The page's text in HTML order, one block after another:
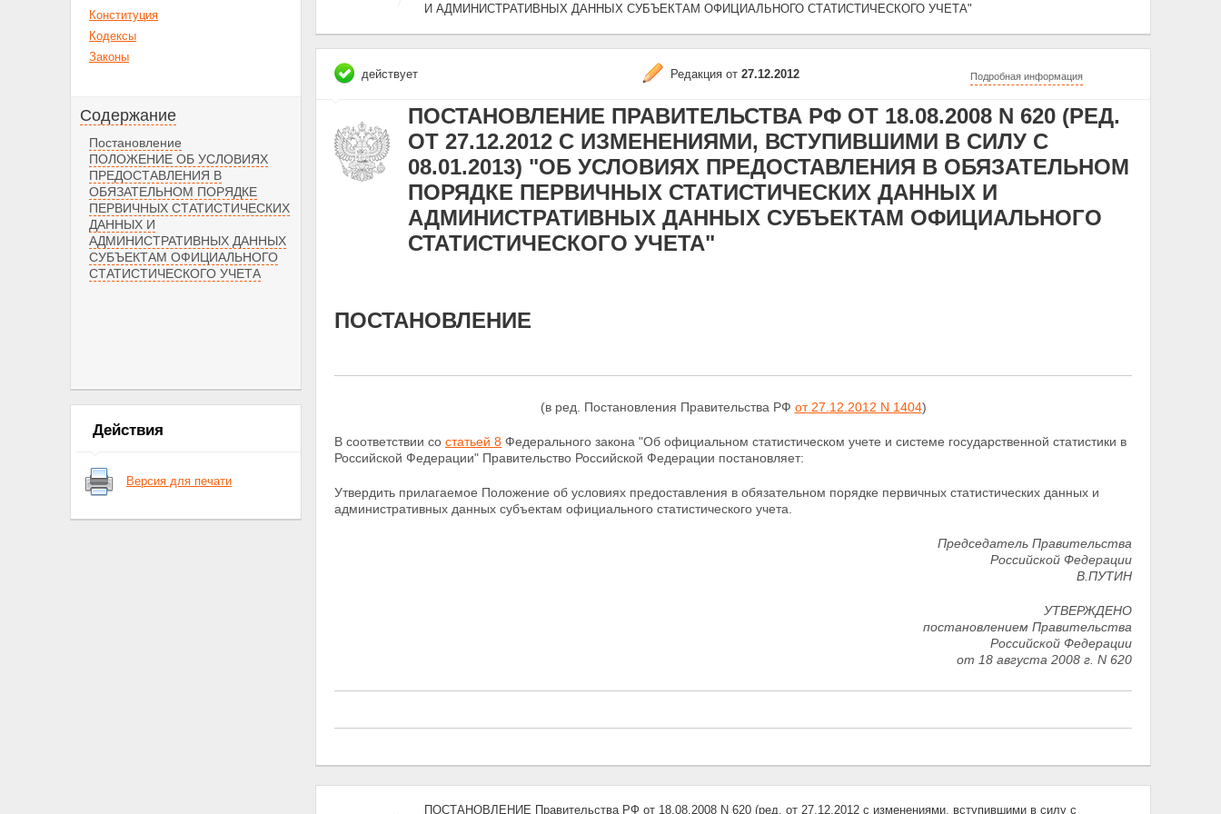
Конституция
Кодексы
Законы
Содержание
Постановление
ПОЛОЖЕНИЕ ОБ УСЛОВИЯХ
ПРЕДОСТАВЛЕНИЯ В
ОБЯЗАТЕЛЬНОМ ПОРЯДКЕ
ПЕРВИЧНЫХ СТАТИСТИЧЕСКИХ
ДАННЫХ И
АДМИНИСТРАТИВНЫХ ДАННЫХ
СУБЪЕКТАМ ОФИЦИАЛЬНОГО
СТАТИСТИЧЕСКОГО УЧЕТА
Действия
Версия для печати
И АДМИНИСТРАТИВНЫХ ДАННЫХ СУБЪЕКТАМ ОФИЦИАЛЬНОГО СТАТИСТИЧЕСКОГО УЧЕТА"
действует Редакция от 27.12.2012 Подробная информация
ПОСТАНОВЛЕНИЕ ПРАВИТЕЛЬСТВА РФ ОТ 18.08.2008 N 620 (РЕД.
ОТ 27.12.2012 С ИЗМЕНЕНИЯМИ, ВСТУПИВШИМИ В СИЛУ С
08.01.2013) "ОБ УСЛОВИЯХ ПРЕДОСТАВЛЕНИЯ В ОБЯЗАТЕЛЬНОМ
ПОРЯДКЕ ПЕРВИЧНЫХ СТАТИСТИЧЕСКИХ ДАННЫХ И
АДМИНИСТРАТИВНЫХ ДАННЫХ СУБЪЕКТАМ ОФИЦИАЛЬНОГО
СТАТИСТИЧЕСКОГО УЧЕТА"
ПОСТАНОВЛЕНИЕ
(в ред. Постановления Правительства РФ от 27.12.2012 N 1404)
В соответствии со статьей 8 Федерального закона "Об официальном статистическом учете и системе государственной статистики в
Российской Федерации" Правительство Российской Федерации постановляет:
Утвердить прилагаемое Положение об условиях предоставления в обязательном порядке первичных статистических данных и
административных данных субъектам официального статистического учета.
Председатель Правительства
Российской Федерации
В.ПУТИН
УТВЕРЖДЕНО
постановлением Правительства
Российской Федерации
от 18 августа 2008 г. N 620
ПОСТАНОВЛЕНИЕ Правительства РФ от 18.08.2008 N 620 (ред. от 27.12.2012 с изменениями, вступившими в силу с